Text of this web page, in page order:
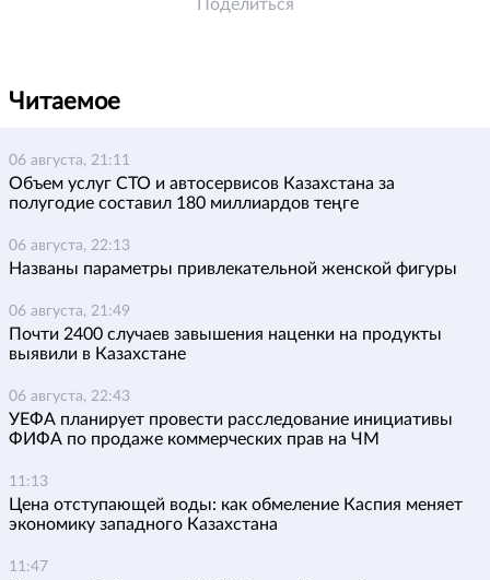
Поделиться
Читаемое
06 августа, 21:11
Объем услуг СТО и автосервисов Казахстана за
полугодие составил 180 миллиардов теңге
06 августа, 22:13
Названы параметры привлекательной женской фигуры
06 августа, 21:49
Почти 2400 случаев завышения наценки на продукты
выявили в Казахстане
06 августа, 22:43
УЕФА планирует провести расследование инициативы
ФИФА по продаже коммерческих прав на ЧМ
11:13
Цена отступающей воды: как обмеление Каспия меняет
экономику западного Казахстана
11:47